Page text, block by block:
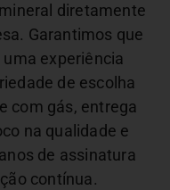
diretamente
Garantimos que
experiência
de escolha
com gás, entrega
na qualidade e
de assinatura
contínua.